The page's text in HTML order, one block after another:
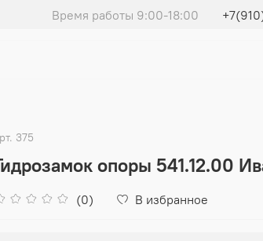
Время работы 9:00-18:00
375
опоры 541.12.00
(0) В избранное